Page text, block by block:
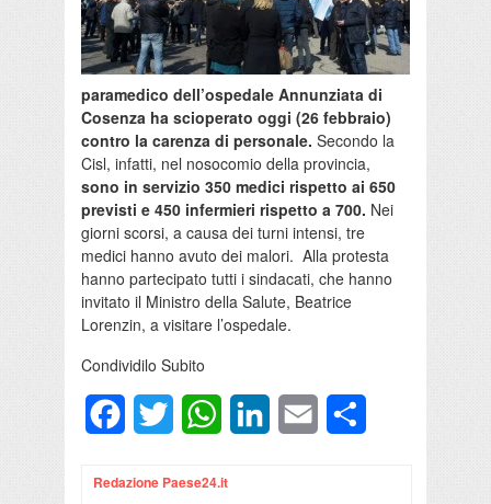
paramedico dell’ospedale Annunziata di
Cosenza ha scioperato oggi (26 febbraio)
contro la carenza di personale. Secondo la
Cisl, infatti, nel nosocomio della provincia,
sono in servizio 350 medici rispetto ai 650
previsti e 450 infermieri rispetto a 700. Nei
giorni scorsi, a causa dei turni intensi, tre
medici hanno avuto dei malori. Alla protesta
hanno partecipato tutti i sindacati, che hanno
invitato il Ministro della Salute, Beatrice
Lorenzin, a visitare l’ospedale.
Condividilo Subito
FacebookTwitter WhatsAppLinkedInEmail
Redazione Paese24.it